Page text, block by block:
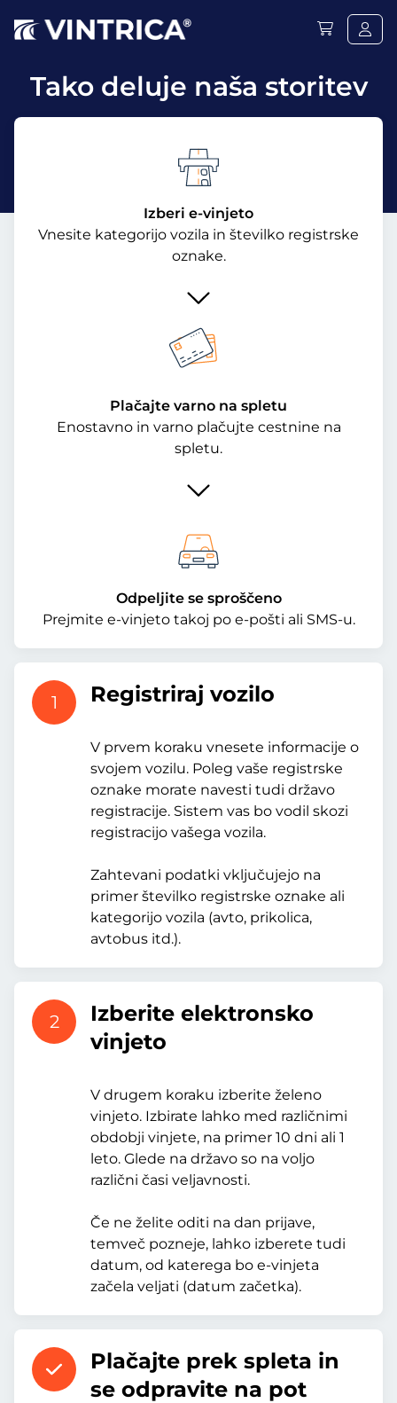
Tako deluje naša storitev
Izberi e-vinjeto
Vnesite kategorijo vozila in številko registrske
oznake.
Plačajte varno na spletu
Enostavno in varno plačujte cestnine na
spletu.
Odpeljite se sproščeno
Prejmite e-vinjeto takoj po e-pošti ali SMS-u.
1 Registriraj vozilo
V prvem koraku vnesete informacije o
svojem vozilu. Poleg vaše registrske
oznake morate navesti tudi državo
registracije. Sistem vas bo vodil skozi
registracijo vašega vozila.
Zahtevani podatki vključujejo na
primer številko registrske oznake ali
kategorijo vozila (avto, prikolica,
avtobus itd.).
2
Izberite elektronsko
vinjeto
V drugem koraku izberite želeno
vinjeto. Izbirate lahko med različnimi
obdobji vinjete, na primer 10 dni ali 1
leto. Glede na državo so na voljo
različni časi veljavnosti.
Če ne želite oditi na dan prijave,
temveč pozneje, lahko izberete tudi
datum, od katerega bo e-vinjeta
začela veljati (datum začetka).
Plačajte prek spleta in
se odpravite na pot